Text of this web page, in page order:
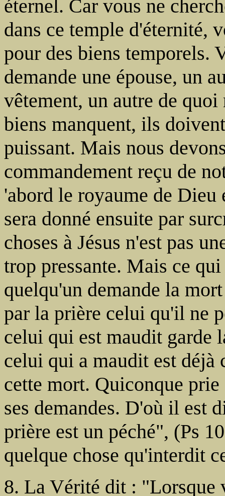
éternel. Car vous ne
dans ce temple d'éternité,
pour des biens temporels.
demande une épouse, un
vêtement, un autre de
biens manquent, ils
puissant. Mais nous
commandement reçu de
'abord le royaume de Dieu
sera donné ensuite par
choses à Jésus n'est pas
trop pressante. Mais ce
quelqu'un demande la
par la prière celui qu'il ne
celui qui est maudit garde
celui qui a maudit est déjà
cette mort. Quiconque
ses demandes. D'où il est
prière est un péché", (Ps
quelque chose qu'interdit
8. La Vérité dit : "Lorsque